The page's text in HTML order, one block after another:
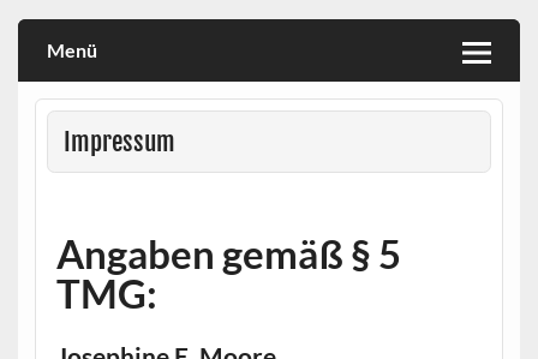
Menü
Impressum
Angaben gemäß § 5
TMG: